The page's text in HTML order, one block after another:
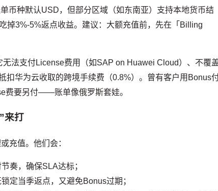
币种默认USD，但部分区域（如东南亚）支持本地货币结
掉3%-5%返点收益。建议：大额充值前，先在「Billing
无法支付License费用（如SAP on Huawei Cloud）、不覆
扣华为云收取的跨境手续费（0.8%）。曾有客户用Bonus
费要另付——账单像俄罗斯套娃。
来打
充值。他们会：
奏，确保SLA达标；
定当季返点，又避免Bonus过期；